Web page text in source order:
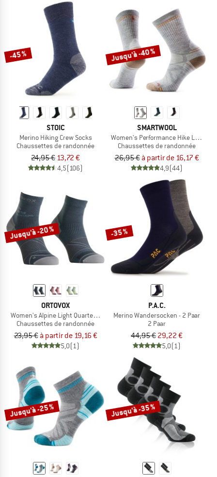
-45 %
STOIC
Merino Hiking Crew Socks
Chaussettes de randonnée
24,95 € 13,72 €
4,5(106)
Jusqu'à -40 %
SMARTWOOL
Women's Performance Hike Light
Chaussettes de randonnée
26,95 € à partir de 16,17 €
4,9(44)
Jusqu'à -20 %
ORTOVOX
Women's Alpine Light Quarter Socks
Chaussettes de randonnée
23,95 € à partir de 19,16 €
5,0(1)
-35 %
P.A.C.
Merino Wandersocken - 2 Paar
2 Paar
44,95 € 29,22 €
5,0(1)
Jusqu'à -25 % Jusqu'à -35 %